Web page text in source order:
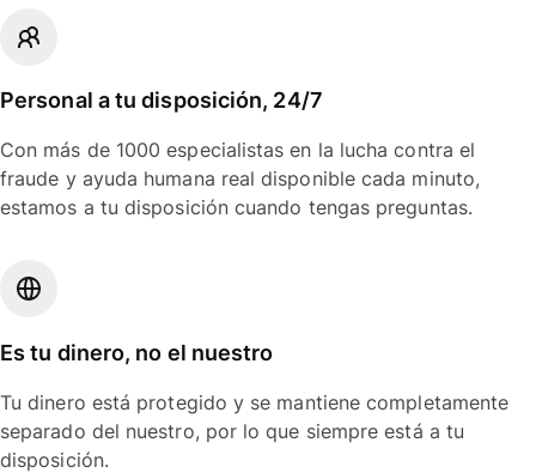
Personal a tu disposición, 24/7
Con más de 1000 especialistas en la lucha contra el
fraude y ayuda humana real disponible cada minuto,
estamos a tu disposición cuando tengas preguntas.
Es tu dinero, no el nuestro
Tu dinero está protegido y se mantiene completamente
separado del nuestro, por lo que siempre está a tu
disposición.